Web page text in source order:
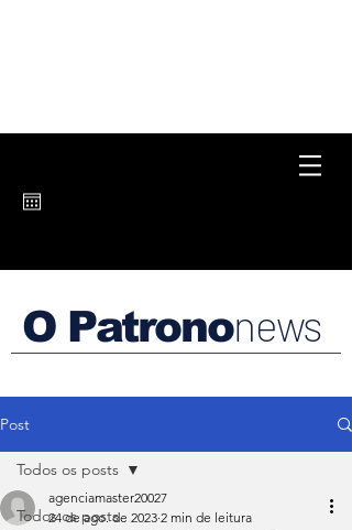
O Patrononews
Post
Todos os posts
Todos os posts
agenciamaster20027
24 de ago. de 2023 2 min de leitura